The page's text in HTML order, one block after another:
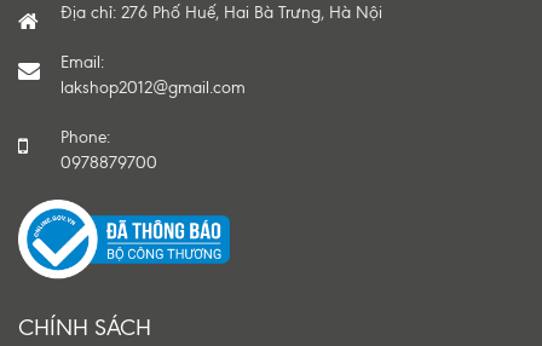
Địa chỉ: 276 Phố Huế, Hai Bà Trưng, Hà Nội
Email:
lakshop2012@gmail.com
Phone:
0978879700
CHÍNH SÁCH